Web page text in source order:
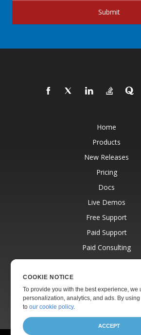
Submit
Home
Products
New Releases
Pricing
Docs
Live Demos
Free Support
Paid Support
Paid Consulting
Blog
About
COOKIE NOTICE
To provide you with the best experience, we
personalization, analytics, and ads. By
toour cookie policy.
ACCEPT